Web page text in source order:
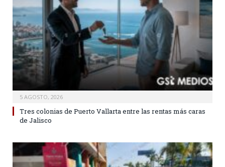
5 AGOSTO, 2026
Tres colonias de Puerto Vallarta entre las rentas más caras
de Jalisco